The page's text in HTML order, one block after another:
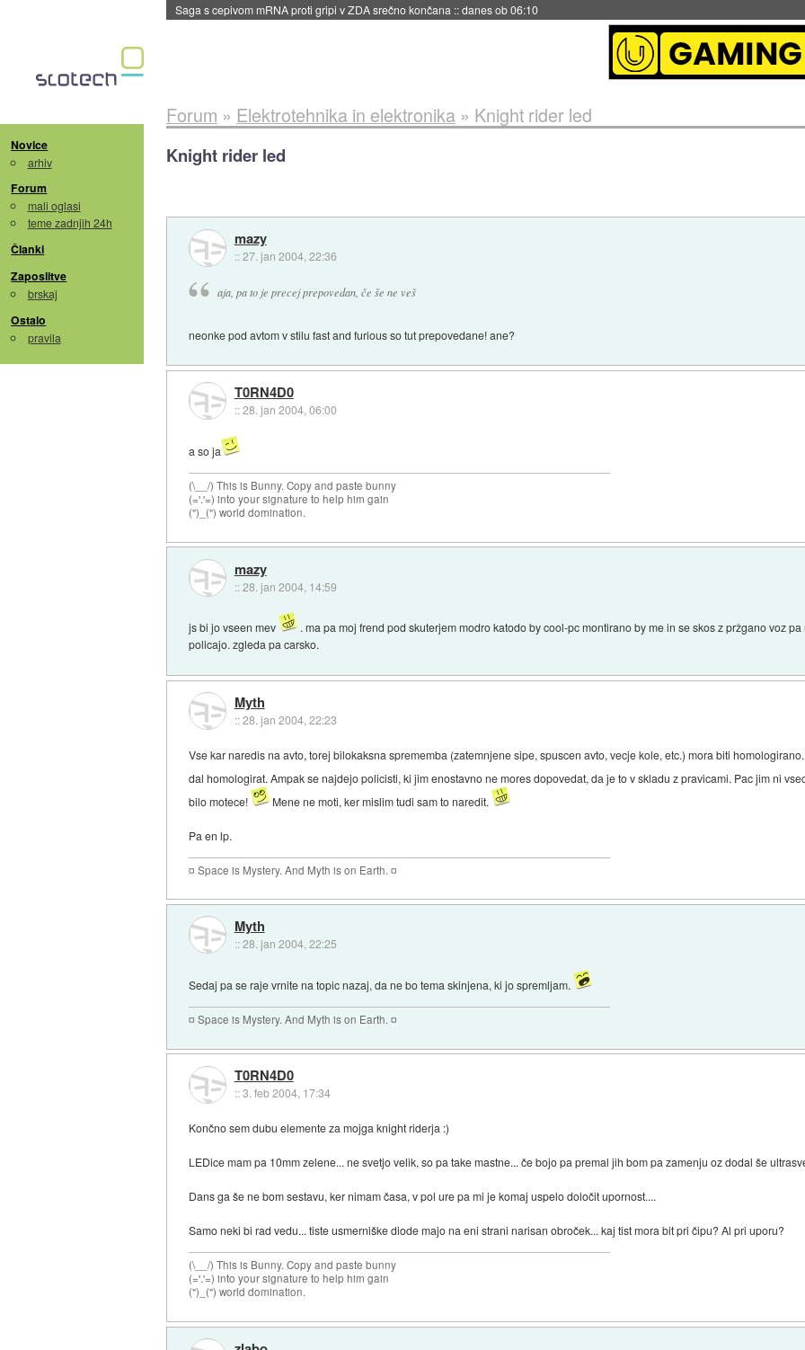
BMW v vozilih začel predvajati reklame::danes ob 06:09
Novice
arhiv
Forum
mali oglasi
teme zadnjih 24h
Članki
Zaposlitve
brskaj
Ostalo
pravila
Forum » Elektrotehnika in elektronika» Knight rider led
Knight rider led
mazy
::27. jan 2004, 22:36
aja, pa to je precej prepovedan, če še ne veš
neonke pod avtom v stilu fast and furious so tut prepovedane! ane?
T0RN4D0
::28. jan 2004, 06:00
a so ja
(\__/) This is Bunny. Copy and paste bunny
(='.'=) into your signature to help him gain
(")_(") world domination.
mazy
::28. jan 2004, 14:59
js bi jo vseen mev
. ma pa moj frend pod skuterjem modro katodo by cool-pc montirano by me in se skos z pržgano voz
policajo. zgleda pa carsko.
Myth
::28. jan 2004, 22:23
Vse kar naredis na avto, torej bilokaksna sprememba (zatemnjene sipe, spuscen avto, vecje kole, etc.) mora biti
dal homologirat. Ampak se najdejo policisti, ki jim enostavno ne mores dopovedat, da je to v skladu z pravicami. Pac jim ni
bilo motece!
Mene ne moti, ker mislim tudi sam to naredit.
Pa en lp.
¤ Space is Mystery. And Myth is on Earth. ¤
Myth
::28. jan 2004, 22:25
Sedaj pa se raje vrnite na topic nazaj, da ne bo tema skinjena, ki jo spremljam.
¤ Space is Mystery. And Myth is on Earth. ¤
T0RN4D0
::3. feb 2004, 17:34
Končno sem dubu elemente za mojga knight riderja :)
LEDice mam pa 10mm zelene... ne svetjo velik, so pa take mastne... če bojo pa premal jih bom pa zamenju oz dodal še
Dans ga še ne bom sestavu, ker nimam časa, v pol ure pa mi je komaj uspelo določit upornost....
Samo neki bi rad vedu... tiste usmerniške diode majo na eni strani narisan obroček... kaj tist mora bit pri čipu? Al pri uporu?
(\__/) This is Bunny. Copy and paste bunny
(='.'=) into your signature to help him gain
(")_(") world domination.